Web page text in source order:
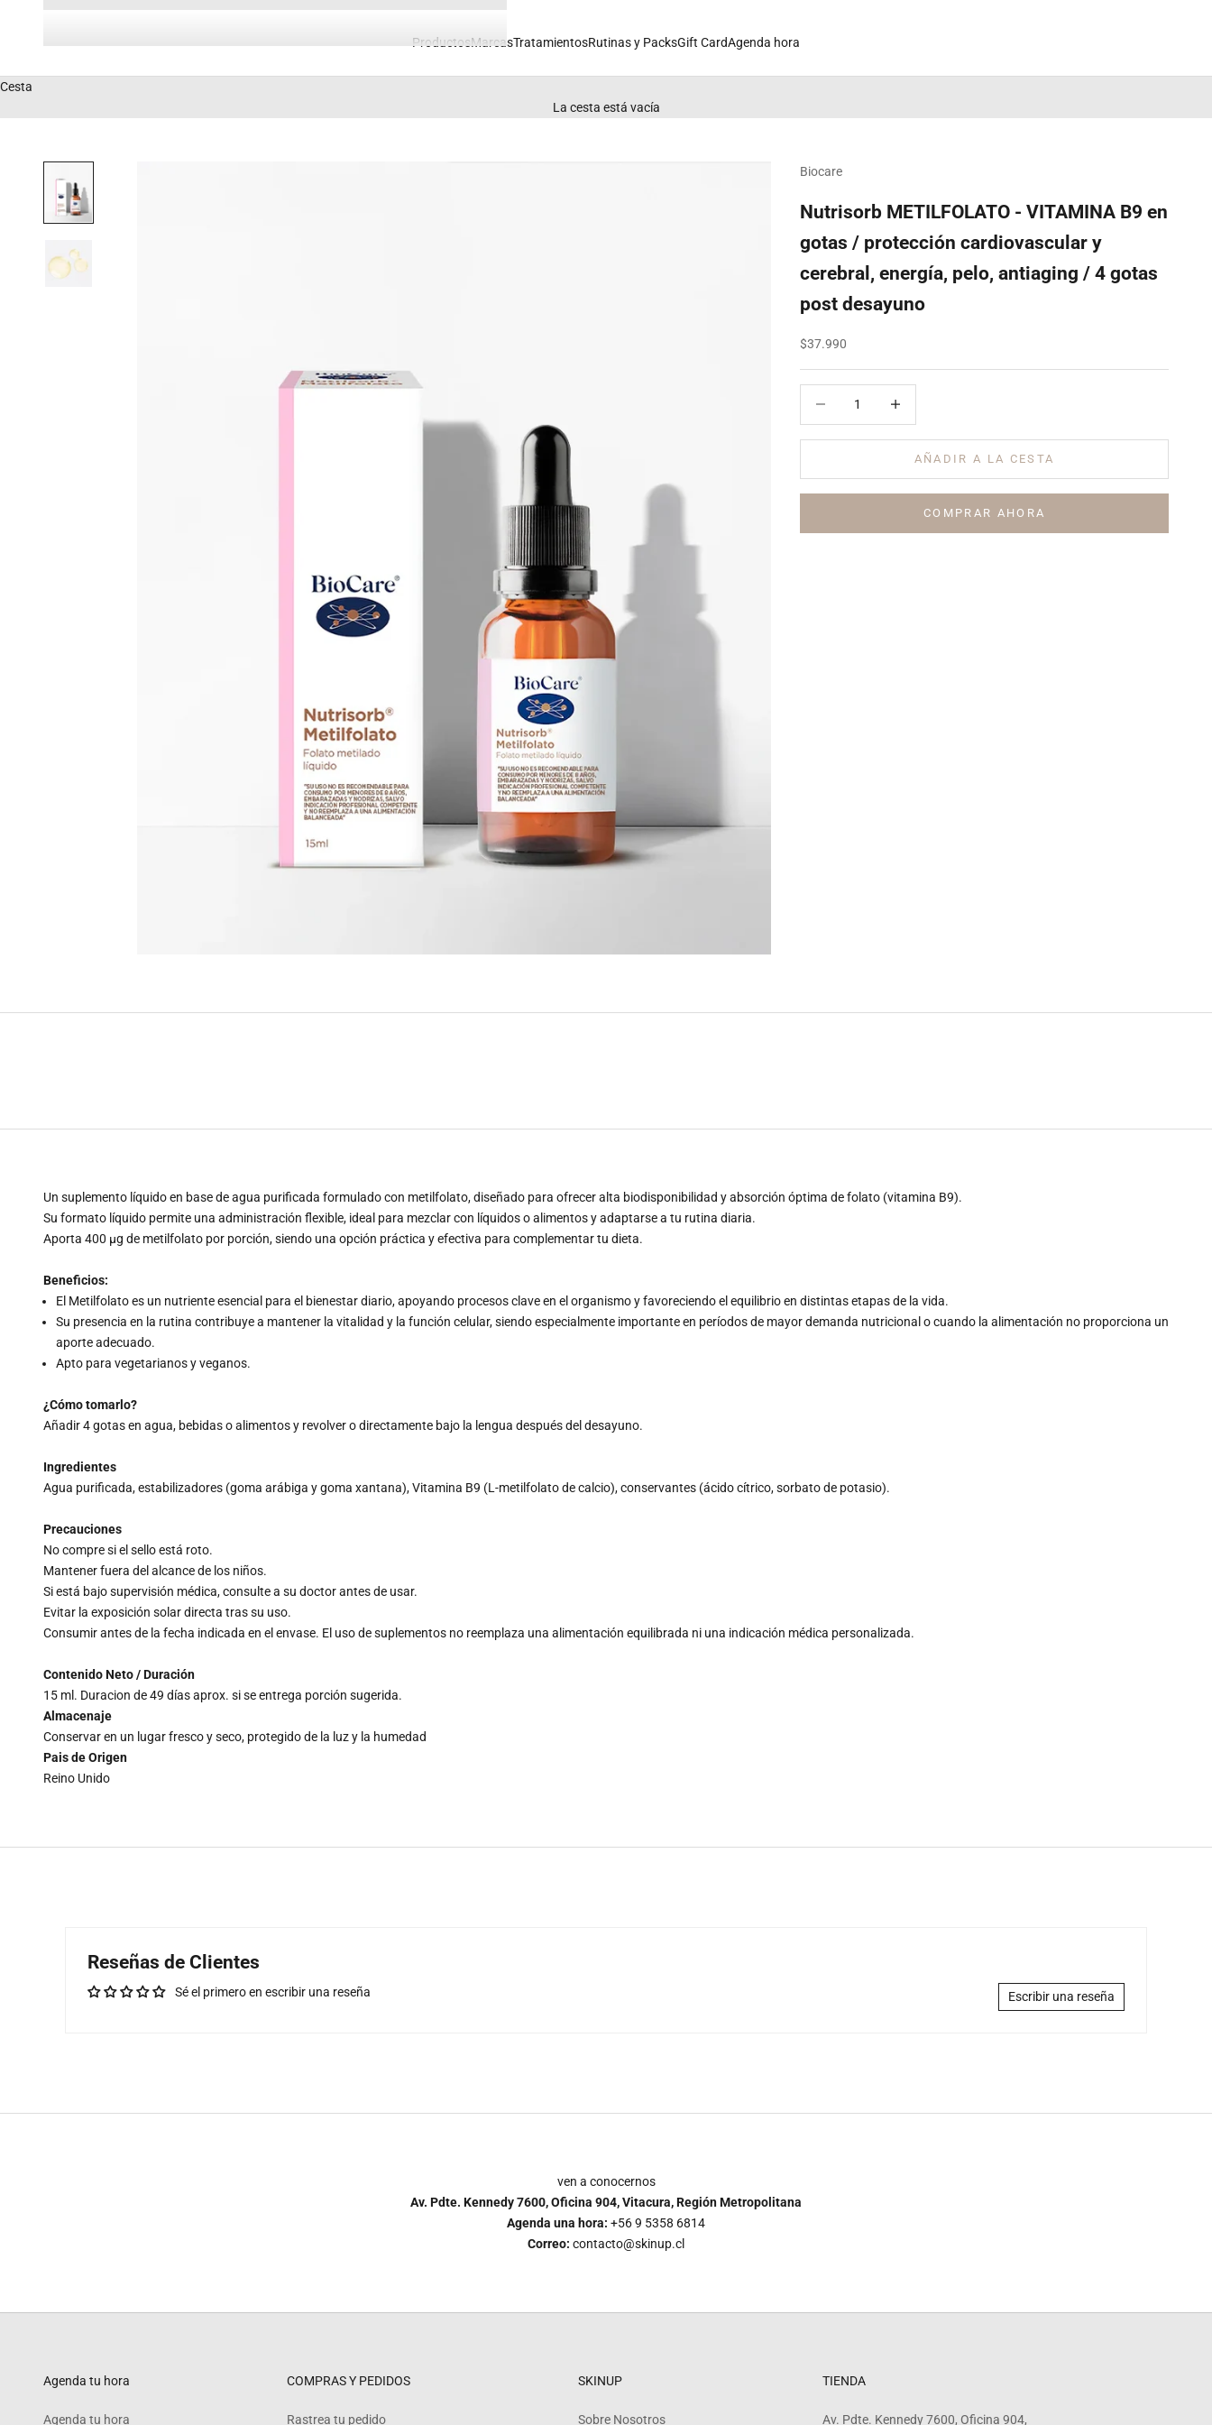
ProductosMarcasTratamientosRutinas y PacksGift CardAgenda hora
Cesta
La cesta está vacía
Biocare
Nutrisorb METILFOLATO - VITAMINA B9 en
gotas / protección cardiovascular y
cerebral, energía, pelo, antiaging / 4 gotas
post desayuno
Precio de oferta
$37.990
AÑADIR A LA CESTA
COMPRAR AHORA
Un suplemento líquido en base de agua purificada formulado con metilfolato, diseñado para ofrecer alta biodisponibilidad y absorción óptima de folato (vitamina B9).
Su formato líquido permite una administración flexible, ideal para mezclar con líquidos o alimentos y adaptarse a tu rutina diaria.
Aporta 400 µg de metilfolato por porción, siendo una opción práctica y efectiva para complementar tu dieta.
Beneficios:
El Metilfolato es un nutriente esencial para el bienestar diario, apoyando procesos clave en el organismo y favoreciendo el equilibrio en distintas etapas de la vida.
Su presencia en la rutina contribuye a mantener la vitalidad y la función celular, siendo especialmente importante en períodos de mayor demanda nutricional o cuando la alimentación no proporciona un
aporte adecuado.
Apto para vegetarianos y veganos.
¿Cómo tomarlo?
Añadir 4 gotas en agua, bebidas o alimentos y revolver o directamente bajo la lengua después del desayuno.
Ingredientes
Agua purificada, estabilizadores (goma arábiga y goma xantana), Vitamina B9 (L-metilfolato de calcio), conservantes (ácido cítrico, sorbato de potasio).
Precauciones
No compre si el sello está roto.
Mantener fuera del alcance de los niños.
Si está bajo supervisión médica, consulte a su doctor antes de usar.
Evitar la exposición solar directa tras su uso.
Consumir antes de la fecha indicada en el envase. El uso de suplementos no reemplaza una alimentación equilibrada ni una indicación médica personalizada.
Contenido Neto / Duración
15 ml. Duracion de 49 días aprox. si se entrega porción sugerida.
Almacenaje
Conservar en un lugar fresco y seco, protegido de la luz y la humedad
Pais de Origen
Reino Unido
Reseñas de Clientes
Sé el primero en escribir una reseña Escribir una reseña
ven a conocernos
Av. Pdte. Kennedy 7600, Oficina 904, Vitacura, Región Metropolitana
Agenda una hora: +56 9 5358 6814
Correo: contacto@skinup.cl
Agenda tu hora
Agenda tu hora
COMPRAS Y PEDIDOS
Rastrea tu pedido
SKINUP
Sobre Nosotros
TIENDA
Av. Pdte. Kennedy 7600, Oficina 904,